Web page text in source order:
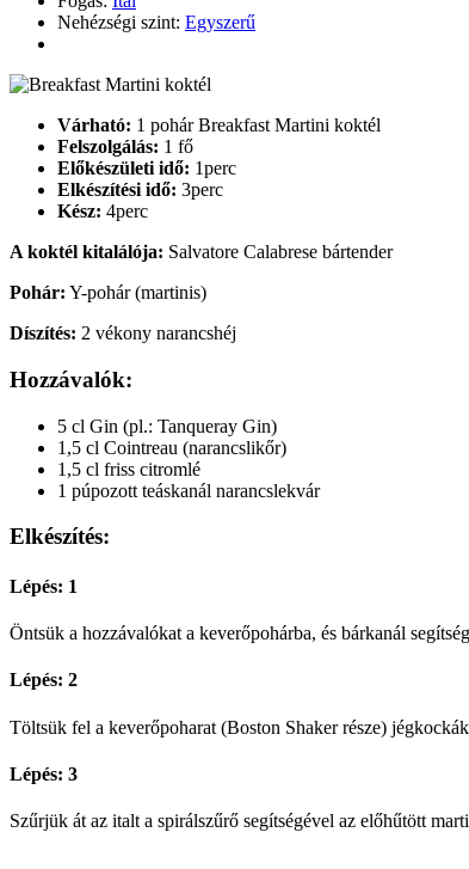
Nehézségi szint: Egyszerű
Várható: 1 pohár Breakfast Martini koktél
Felszolgálás: 1 fő
Előkészületi idő: 1perc
Elkészítési idő: 3perc
Kész: 4perc
A koktél kitalálója: Salvatore Calabrese bártender
Pohár: Y-pohár (martinis)
Díszítés: 2 vékony narancshéj
Hozzávalók:
5 cl Gin (pl.: Tanqueray Gin)
1,5 cl Cointreau (narancslikőr)
1,5 cl friss citromlé
1 púpozott teáskanál narancslekvár
Elkészítés:
Lépés: 1
Öntsük a hozzávalókat a keverőpohárba, és bárkanál
Lépés: 2
Töltsük fel a keverőpoharat (Boston Shaker része)
Lépés: 3
Szűrjük át az italt a spirálszűrő segítségével az előhűtött